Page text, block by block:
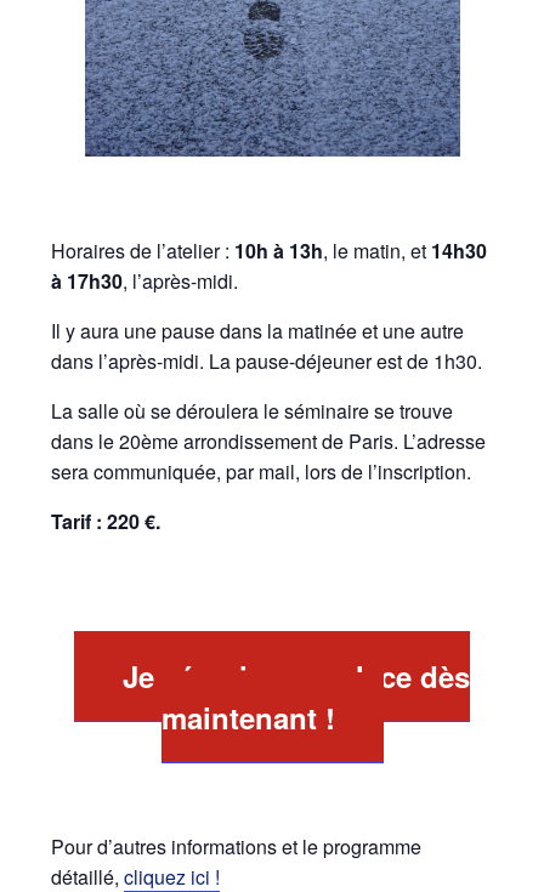
Horaires de l’atelier : 10h à 13h, le matin, et 14h30
à 17h30, l’après-midi.
Il y aura une pause dans la matinée et une autre
dans l’après-midi. La pause-déjeuner est de 1h30.
La salle où se déroulera le séminaire se trouve
dans le 20ème arrondissement de Paris. L’adresse
sera communiquée, par mail, lors de l’inscription.
Tarif : 220€.
Je sécurise ma place dès
maintenant !
Pour d’autres informations et le programme
détaillé,cliquez ici !